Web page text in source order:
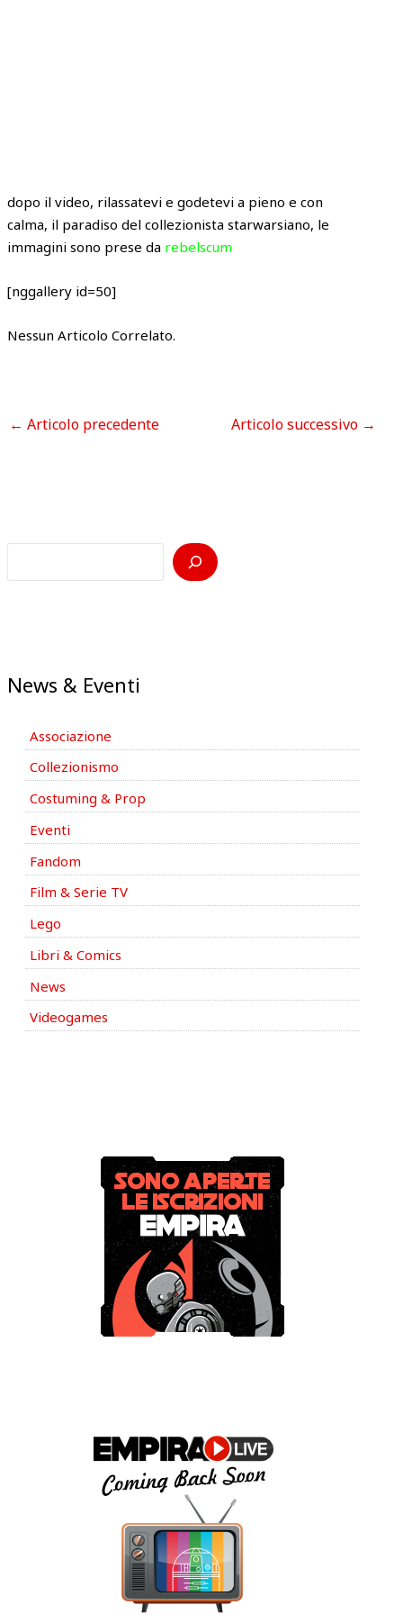
dopo il video, rilassatevi e godetevi a pieno e con
calma, il paradiso del collezionista starwarsiano, le
immagini sono prese da rebelscum
[nggallery id=50]
Nessun Articolo Correlato.
← Articolo precedente Articolo successivo →
News & Eventi
Associazione
Collezionismo
Costuming & Prop
Eventi
Fandom
Film & Serie TV
Lego
Libri & Comics
News
Videogames